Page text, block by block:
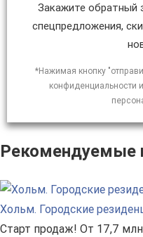
Закажите обратный
спецпредложения,
*Нажимая кнопку
конфиденциальности
Рекомендуемые
Хольм. Городские
Старт продаж! От 17,7